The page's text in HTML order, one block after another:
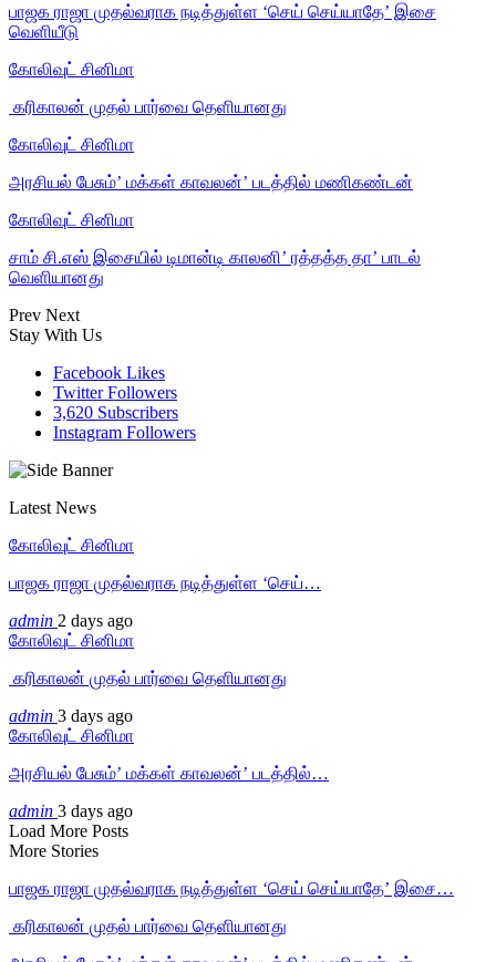
பாஜக ராஜா முதல்வராக நடித்துள்ள ‘செய் செய்யாதே’ இசை
வெளியீடு
கோலிவுட் சினிமா
‎ கரிகாலன் முதல் பார்வை தெளியானது
கோலிவுட் சினிமா
அரசியல் பேசும்’ மக்கள் காவலன்’ படத்தில் மணிகண்டன்
கோலிவுட் சினிமா
சாம் சி.எஸ் இசையில் டிமான்டி காலனி’ ரத்தத்த தா’ பாடல்
வெளியானது
Prev Next
Stay With Us
Facebook Likes
Twitter Followers
3,620 Subscribers
Instagram Followers
Latest News
கோலிவுட் சினிமா
பாஜக ராஜா முதல்வராக நடித்துள்ள ‘செய்…
admin 2 days ago
கோலிவுட் சினிமா
‎ கரிகாலன் முதல் பார்வை தெளியானது
admin 3 days ago
கோலிவுட் சினிமா
அரசியல் பேசும்’ மக்கள் காவலன்’ படத்தில்…
admin 3 days ago
Load More Posts
More Stories
பாஜக ராஜா முதல்வராக நடித்துள்ள ‘செய் செய்யாதே’ இசை…
‎ கரிகாலன் முதல் பார்வை தெளியானது